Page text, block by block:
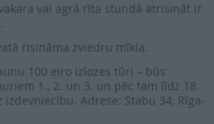
vai agrā rīta stundā atrisināt ir
risināma zviedru mīkla.
100 eiro izlozes tūri – būs
1., 2. un 3. un pēc tam līdz 18.
Adrese: Stabu 34, Rīga-